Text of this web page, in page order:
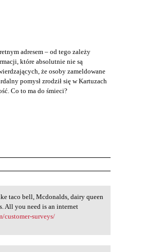
adresem – od tego zależy
które absolutnie nie są
że osoby zameldowane
pomysł zrodził się w Kartuzach
Co to ma do śmieci?
taco bell, Mcdonalds, dairy queen
All you need is an internet
customer-surveys/